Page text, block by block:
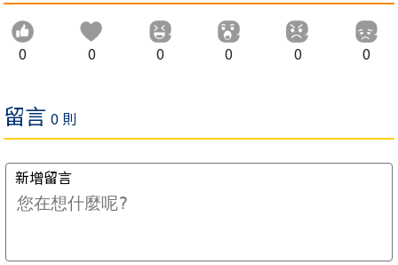
0 0 0 0 0 0